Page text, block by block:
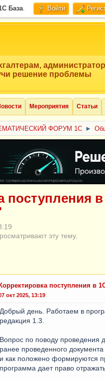
База. Войти
решение проблемы
Мероприятия Статьи
ФОРУМ 1С ►
CQH36pWzJqVJD4xVLsnhcU4hVPNjkBZe8KKxjJiYySyZAz
поступления
эту тему.
Корректировка поступления в
окт 2025, 13:19
Добрый день. Работаем в
редакция 1.3.
Вопрос по поводу проведения
ранее проведенного
и как положено формируются
программа дает право